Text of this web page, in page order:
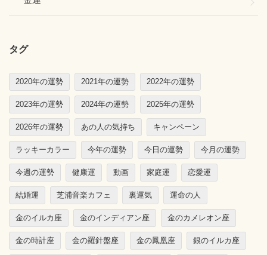
タグ
2020年の運勢 2021年の運勢 2022年の運勢
2023年の運勢 2024年の運勢 2025年の運勢
2026年の運勢 あの人の気持ち キャンペーン
ラッキーカラー 今年の運勢 今日の運勢 今月の運勢
今週の運勢 健康運 動画 家庭運 恋愛運
結婚運 芝浦音楽カフェ 裏運気 運命の人
金のイルカ座 金のインディアン座 金のカメレオン座
金の時計座 金の羅針盤座 金の鳳凰座 銀のイルカ座